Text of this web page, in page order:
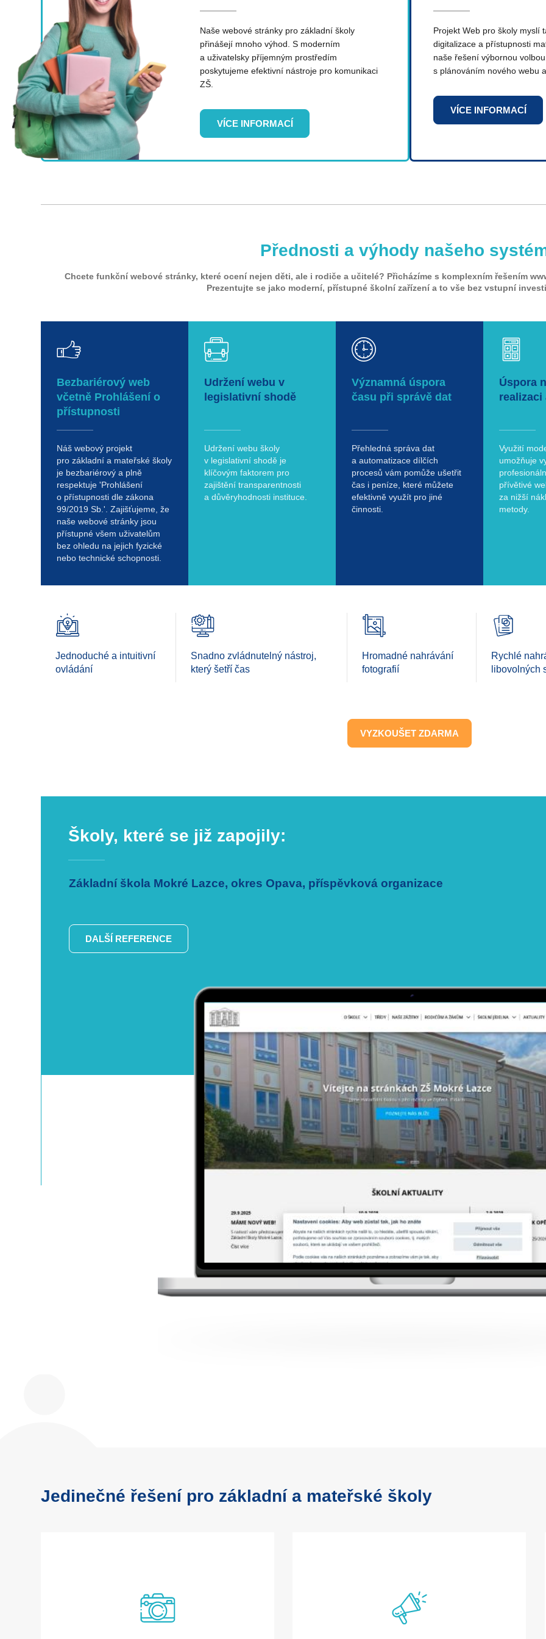
Naše webové stránky pro základní školy
přinášejí mnoho výhod. S moderním
a uživatelsky příjemným prostředím
poskytujeme efektivní nástroje pro komunikaci
ZŠ.
VÍCE INFORMACÍ
Projekt Web pro školy myslí
digitalizace a přístupnosti
naše řešení výbornou
s plánováním nového webu
VÍCE INFORMACÍ
Přednosti a výhody našeho
Chcete funkční webové stránky, které ocení nejen děti, ale i rodiče a učitelé? Přicházíme s komplexním řešením
Prezentujte se jako moderní, přístupné školní zařízení a to vše bez vstupní
Bezbariérový web
včetně Prohlášení o
přístupnosti
Náš webový projekt
pro základní a mateřské školy
je bezbariérový a plně
respektuje 'Prohlášení
o přístupnosti dle zákona
99/2019 Sb.'. Zajišťujeme, že
naše webové stránky jsou
přístupné všem uživatelům
bez ohledu na jejich fyzické
nebo technické schopnosti.
Udržení webu v
legislativní shodě
Udržení webu školy
v legislativní shodě je
klíčovým faktorem pro
zajištění transparentnosti
a důvěryhodnosti instituce.
Významná úspora
času při správě dat
Přehledná správa dat
a automatizace dílčích
procesů vám pomůže ušetřit
čas i peníze, které můžete
efektivně využít pro jiné
činnosti.
Úspora
realizaci
Využití
umožňuje
přívětivé
za nižší
metody.
Jednoduché a intuitivní
ovládání
Snadno zvládnutelný nástroj,
který šetří čas
Hromadné nahrávání
fotografií
Rychlé
libovolných
VYZKOUŠET ZDARMA
Školy, které se již zapojily:
Základní škola Vícenice u Náměště nad Oslavou
Moc děkuji za skvělý přístup a podporu během období příprav webu. Velmi si cením vstřícné spolupráce, ochoty, rychlosti
Jsem moc ráda za tento projekt, který je pro školy finančně dostupný. Rozhodně doporučuji vyzkoušet.
Jedinečné řešení pro základní a mateřské školy
s fotografiemi, které pořídíte během výuky,
kroužků a dalších školních aktivit. Každou
škole vědět, co se chystá a děje. Můžete
spravovat název, datum a samotný obsah